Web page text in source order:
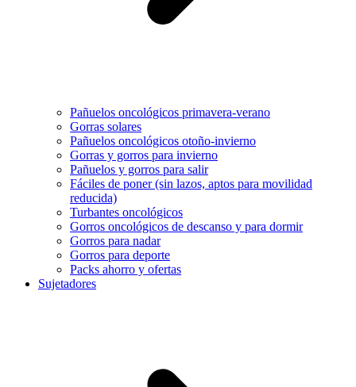
Pañuelos oncológicos primavera-verano
Gorras solares
Pañuelos oncológicos otoño-invierno
Gorras y gorros para invierno
Pañuelos y gorros para salir
Fáciles de poner (sin lazos, aptos para movilidad
reducida)
Turbantes oncológicos
Gorros oncológicos de descanso y para dormir
Gorros para nadar
Gorros para deporte
Packs ahorro y ofertas
Sujetadores